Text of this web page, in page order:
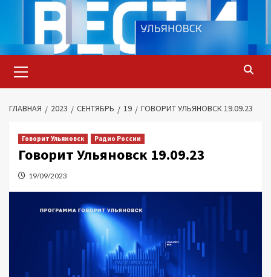
содержимому
меню
ГЛАВНАЯ 2023 СЕНТЯБРЬ 19 ГОВОРИТ УЛЬЯНОВСК 19.09.23
Говорит Ульяновск Радио России
Говорит Ульяновск 19.09.23
19/09/2023